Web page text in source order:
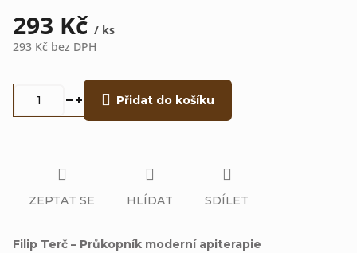
293 Kč / ks
293 Kč bez DPH
Přidat do košíku
Filip Terč – Průkopník moderní apiterapie
ZEPTAT SE HLÍDAT SDÍLET